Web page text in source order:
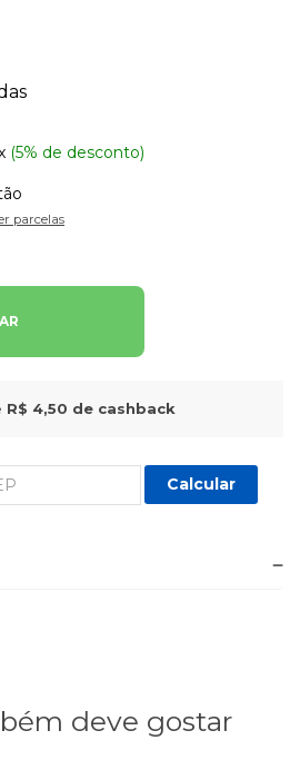
(5% de desconto)
parcelas
R$ 4,50 de cashback
Calcular
deve gostar